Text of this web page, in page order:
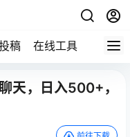
稿 在线工具 地址发
天，日入500+，